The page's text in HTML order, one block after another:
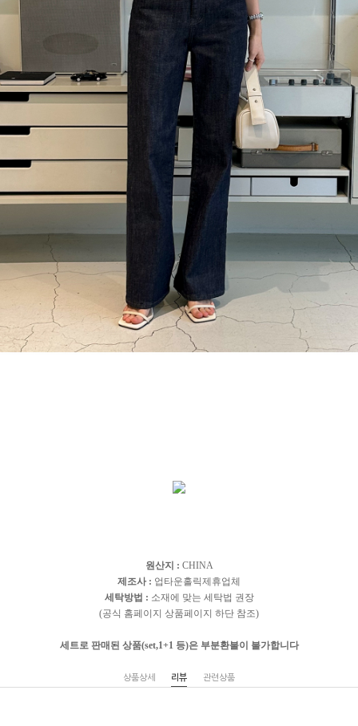
원산지 : CHINA
제조사 : 업타운홀릭제휴업체
세탁방법 : 소재에 맞는 세탁법 권장
(공식 홈페이지 상품페이지 하단 참조)
세트로 판매된 상품(set,1+1 등)은 부분환불이 불가합니다
상품상세 리뷰 관련상품